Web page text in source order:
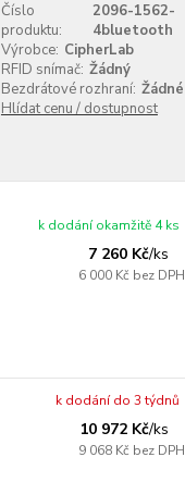
Číslo
produktu:
2096-1562-
4bluetooth
Výrobce: CipherLab
RFID snímač: Žádný
Bezdrátové rozhraní: Žádné
Hlídat cenu / dostupnost
7 260 Kč/ks
6 000 Kč bez DPH
k dodání okamžitě 4 ks
10 972 Kč/ks
9 068 Kč bez DPH
k dodání do 3 týdnů